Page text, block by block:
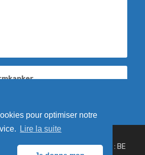
pour optimiser notre
Lire la suite
vroegtijdige opsporing is.
preventiev
Côlon asbl - Numéro d'entreprise : BE